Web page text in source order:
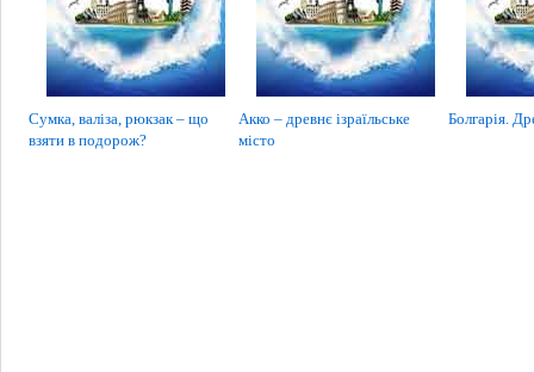
Сумка, валіза, рюкзак – що
взяти в подорож?
Акко – древнє ізраїльське
місто
Болгарія.